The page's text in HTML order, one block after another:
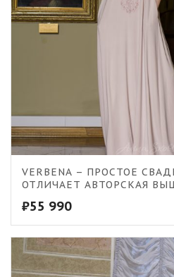
VERBENA – ПРОСТОЕ
ОТЛИЧАЕТ АВТОРСКАЯ
₽55 990